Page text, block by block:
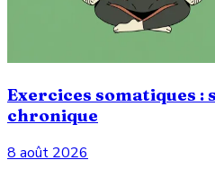
Exercices somatiques :
chronique
8 août 2026